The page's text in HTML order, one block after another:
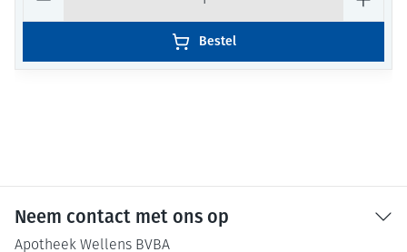
Bestel
Neem contact met ons op
Apotheek Wellens BVBA